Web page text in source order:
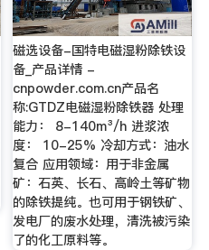
磁选设备-国特电磁湿粉除铁设
备_产品详情 -
cnpowder.com.cn产品名
称:GTDZ电磁湿粉除铁器 处理
能力： 8-140m³/h 进浆浓
度： 10-25% 冷却方式：油水
复合 应用领域：用于非金属
矿：石英、长石、高岭土等矿物
的除铁提纯。也可用于钢铁矿、
发电厂的废水处理，清洗被污染
了的化工原料等。